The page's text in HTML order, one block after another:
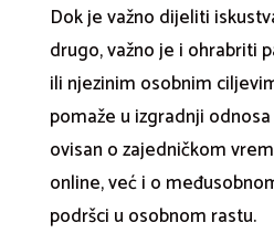
Dok je važno dijeliti
drugo, važno je i ohrabriti
ili njezinim osobnim
pomaže u izgradnji
ovisan o zajedničkom
online, već i o
podršci u osobnom rastu.